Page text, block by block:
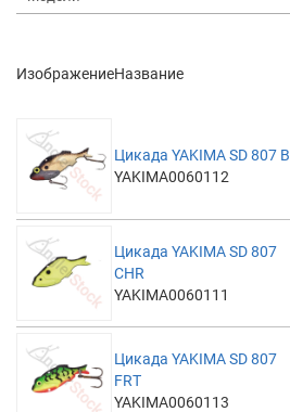
ИзображениеНазвание
Цикада YAKIMA SD 807 B
YAKIMA0060112
Цикада YAKIMA SD 807
CHR
YAKIMA0060111
Цикада YAKIMA SD 807
FRT
YAKIMA0060113